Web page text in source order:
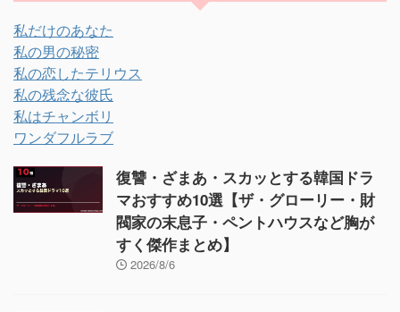
私だけのあなた
私の男の秘密
私の恋したテリウス
私の残念な彼氏
私はチャンボリ
ワンダフルラブ
復讐・ざまあ・スカッとする韓国ドラ
マおすすめ10選【ザ・グローリー・財
閥家の末息子・ペントハウスなど胸が
すく傑作まとめ】
2026/8/6